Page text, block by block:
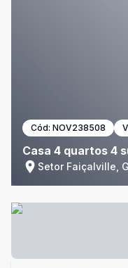
Cód: NOV238508
Casa 4 quartos 4
Setor Faiçalville,